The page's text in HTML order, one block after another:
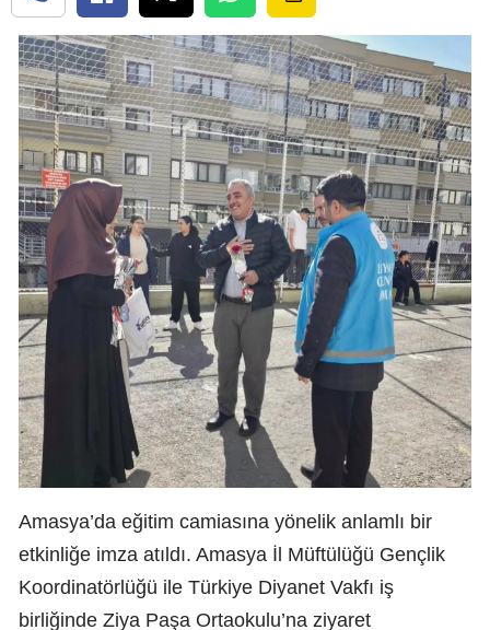
Amasya’da eğitim camiasına yönelik anlamlı bir
etkinliğe imza atıldı. Amasya İl Müftülüğü Gençlik
Koordinatörlüğü ile Türkiye Diyanet Vakfı iş
birliğinde Ziya Paşa Ortaokulu’na ziyaret